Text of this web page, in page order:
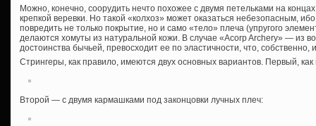
Можно, конечно, соорудить нечто похожее с двумя петельками на
крепкой веревки. Но такой «колхоз» может оказаться небезопасным,
повредить не только покрытие, но и само «тело» плеча (упругого
делаются хомуты из натуральной кожи. В случае «Acorp Archery» — из
достоинства бычьей, превосходит ее по эластичности, что,
Стрингеры, как правило, имеются двух основных вариантов. Первый,
Второй — с двумя кармашками под законцовки лучных плеч: